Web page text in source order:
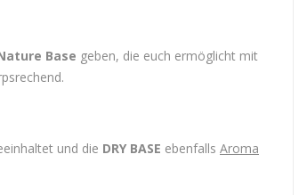
Base geben, die euch ermöglicht mit
und die DRY BASE ebenfalls Aroma